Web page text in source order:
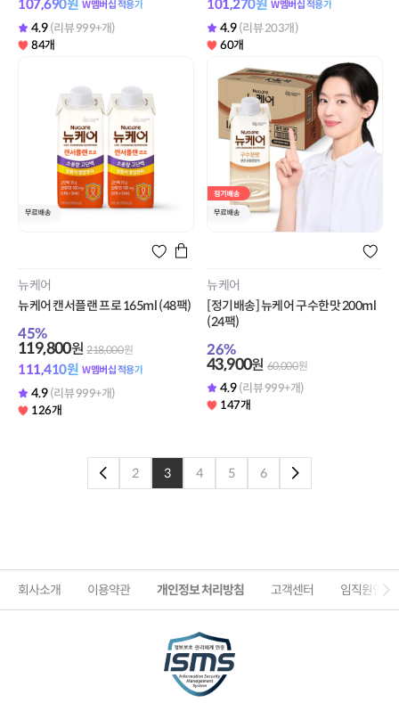
107,690원 W멤버십 적용가
4.9 (리뷰 999+개)
84개
101,270원 W멤버십 적용가
4.9 (리뷰 203개)
60개
뉴케어
뉴케어 캔서플랜 프로 165ml (48팩)
45%
119,800원 218,000원
111,410원 W멤버십 적용가
4.9 (리뷰 999+개)
126개
뉴케어
[정기배송] 뉴케어 구수한맛 200ml
(24팩)
26%
43,900원 60,000원
4.9 (리뷰 999+개)
147개
이전페이지로
2 3 4 5
6
다음페이지로
회사소개 이용약관 개인정보 처리방침 고객센터 임직원인증